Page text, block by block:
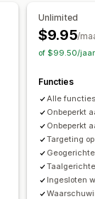
Knoppen
Unlimited
$9.95/
of $99.50/jaar
Functies
Alle
Onbeperkt
Onbeperkt
Targeting
Ingesloten